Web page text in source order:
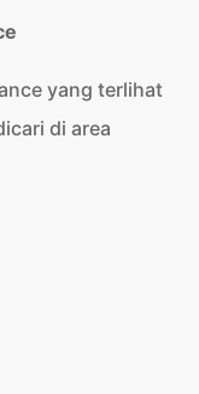
yang terlihat
di area